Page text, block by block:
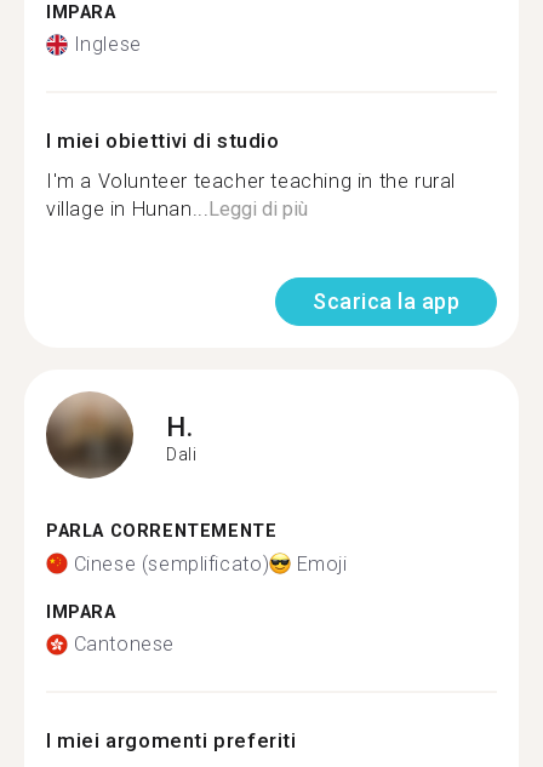
IMPARA
Inglese
I miei obiettivi di studio
I'm a Volunteer teacher teaching in the rural
village in Hunan...Leggi di più
Scarica la app
H.
Dali
PARLA CORRENTEMENTE
Cinese (semplificato) Emoji
IMPARA
Cantonese
I miei argomenti preferiti